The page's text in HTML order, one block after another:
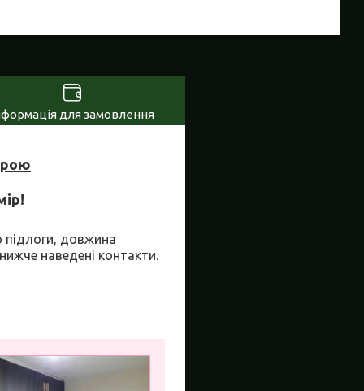
для замовлення
підлоги, довжина
наведені контакти.